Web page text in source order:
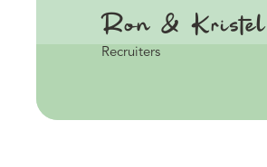
Ron & Kristel
Recruiters